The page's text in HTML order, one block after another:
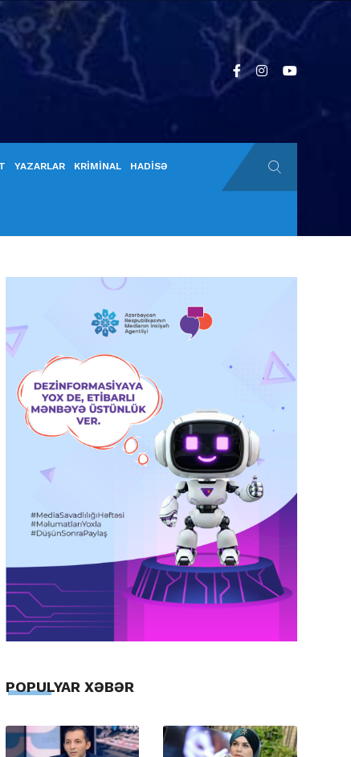
YAZARLAR KRİMİNAL HADİSƏ
POPULYAR XƏBƏR